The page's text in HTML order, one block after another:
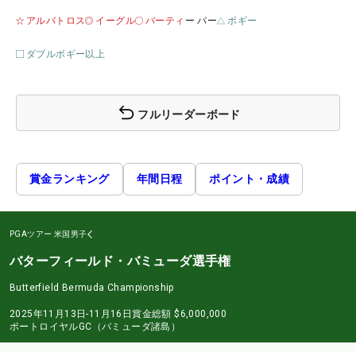
アルバトロス イーグル バーティ ー パー ボギー
ダブルボギー以上
フルリーダーボード
賞金ランキング 年間日程 ポイント・成績
PGAツアー 米国男子
バターフィールド・バミューダ選手権
Butterfield Bermuda Championship
2025年11月13日-11月16日賞金総額 $6,000,000
ポートロイヤルGC（バミューダ諸島）